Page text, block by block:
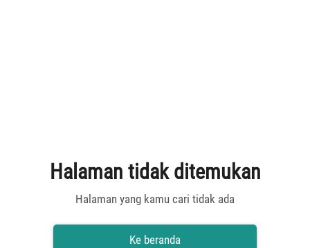
Halaman tidak ditemukan
Halaman yang kamu cari tidak ada
Ke beranda